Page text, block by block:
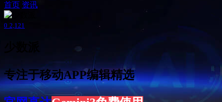
首页 资讯
0 2,121
专注于移动APP编辑精选